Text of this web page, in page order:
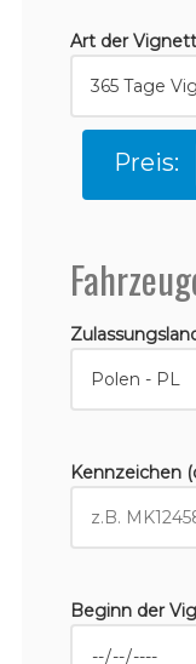
Art der
Preis:
Kennzeichen
Beginn der